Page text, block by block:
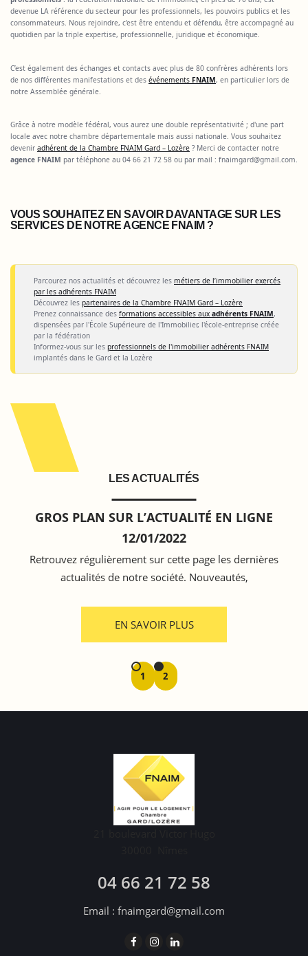
devenue LA référence du secteur pour les professionnels, les pouvoirs publics et les
consommateurs. Nous rejoindre, c'est être entendu et défendu, être accompagné au
quotidien par la triple expertise, professionnelle, juridique et économique.
C’est également des échanges et contacts avec plus de 80 confrères adhérents lors
de nos différentes manifestations et des événements FNAIM, en particulier lors de
notre Assemblée générale.
Grâce à notre modèle fédéral, vous aurez une double représentativité ; d'une part
locale avec notre chambre départementale mais aussi nationale. Vous souhaitez
devenir adhérent de la Chambre FNAIM Gard – Lozère ? Merci de contacter notre
agence FNAIM par téléphone au 04 66 21 72 58 ou par mail : fnaimgard@gmail.com.
VOUS SOUHAITEZ EN SAVOIR DAVANTAGE SUR LES
SERVICES DE NOTRE AGENCE FNAIM ?
Parcourez nos actualités et découvrez les métiers de l’immobilier exercés
par les adhérents FNAIM
Découvrez les partenaires de la Chambre FNAIM Gard – Lozère
Prenez connaissance des formations accessibles aux adhérents FNAIM,
dispensées par l'École Supérieure de l'Immobilier, l'école-entreprise créée
par la fédération
Informez-vous sur les professionnels de l'immobilier adhérents FNAIM
implantés dans le Gard et la Lozère
LES ACTUALITÉS
GROS PLAN SUR L’ACTUALITÉ EN LIGNE
12/01/2022
Retrouvez régulièrement sur cette page les dernières
actualités de notre société. Nouveautés,
EN SAVOIR PLUS
1 2
04 66 21 72 58
Email : fnaimgard@gmail.com